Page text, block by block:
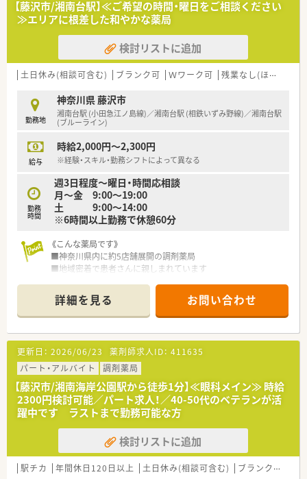
ての勉強会、急性期疾患に対応する医学知識の習得、ドクターを
招いての処方解説、新しい保険制度のもとでの在宅医療など、時
期を鑑みてタイムリーな内容で進められます。
■産前産後休暇、育児求職制度取得実績が多数あり、復職後、短
時間勤務にて就業されている方も多くいらっしゃいます。
■定着率は高く、平均年齢は37.8歳です。新卒薬剤師から30年以
上のベテランまで、幅広い層が活躍しています。
【藤沢市/湘南台駅】≪ご希望の時間・曜日をご相談ください
≫エリアに根差した和やかな薬局
検討リストに追加
土日休み(相談可含む) ブランク可 Ｗワーク可 残業なし(ほぼなし含む)
勤務地
神奈川県 藤沢市
湘南台駅 (小田急江ノ島線)／湘南台駅 (相鉄いずみ野線)／湘南台駅
(ブルーライン)
給与
時給2,000円～2,300円
※経験・スキル・勤務シフトによって異なる
勤務
時間
週3日程度～曜日・時間応相談
月～金 9:00～19:00
土 9:00～14:00
※6時間以上勤務で休憩60分
《こんな薬局です》
■神奈川県内に約5店舗展開の調剤薬局
■地域密着で患者さんに親しまれています
■比較的若い方が活躍しています
■定期的に勉強会開催
パートでも最新知識を身に付けられます！
■マイカー通勤OK！
詳細を見る お問い合わせ
更新日： 2026/06/23 薬剤師求人ID： 411635
パート・アルバイト
調剤薬局
【藤沢市/湘南海岸公園駅から徒歩1分】≪眼科メイン≫ 時給
2300円検討可能／パート求人！／40-50代のベテランが活
躍中です ラストまで勤務可能な方
検討リストに追加
駅チカ 年間休日120日以上 土日休み(相談可含む) ブランク可